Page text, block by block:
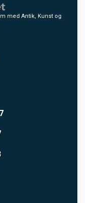
med Antik, Kunst og